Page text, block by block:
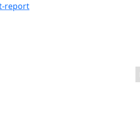
report